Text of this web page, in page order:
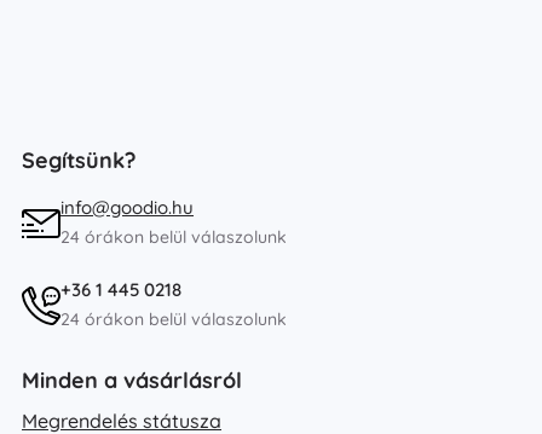
Segítsünk?
info@goodio.hu
24 órákon belül válaszolunk
+36 1 445 0218
24 órákon belül válaszolunk
Minden a vásárlásról
Megrendelés státusza